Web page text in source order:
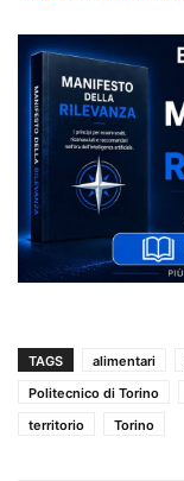
TAGS alimentari
Politecnico di Torino
territorio
Torino